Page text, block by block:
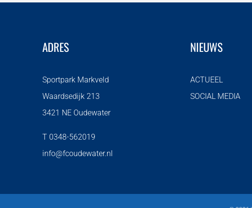
ADRES
Sportpark Markveld
Waardsedijk 213
3421 NE Oudewater
T 0348-562019
info@fcoudewater.nl
NIEUWS
ACTUEEL
SOCIAL MEDIA